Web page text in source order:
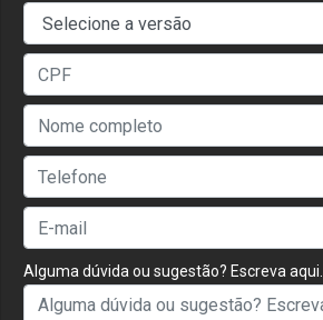
Alguma dúvida ou sugestão? Escreva aqui.